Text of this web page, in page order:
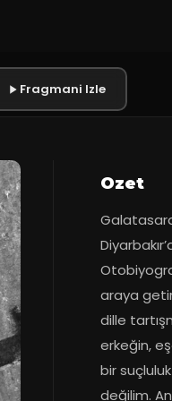
Fragmani Izle
Ozet
araya
dille
erkeğin,
bir
değilim.